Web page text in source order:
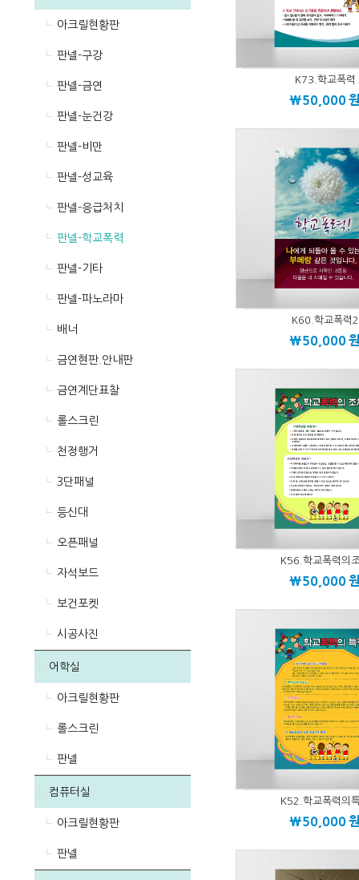
아크릴현황판
판넬-구강
판넬-금연
판넬-눈건강
판넬-비만
판넬-성교육
판넬-응급처치
판넬-학교폭력
판넬-기타
판넬-파노라마
배너
금연현판.안내판
금연계단표찰
롤스크린
천정행거
3단패널
등신대
오픈패널
자석보드
보건포켓
시공사진
어학실
아크릴현황판
롤스크린
판넬
컴퓨터실
아크릴현황판
판넬
K73.학교폭력
\50,000
K60.학교폭력2
\50,000
K56.학교폭력의
\50,000
K52.학교폭력의
\50,000